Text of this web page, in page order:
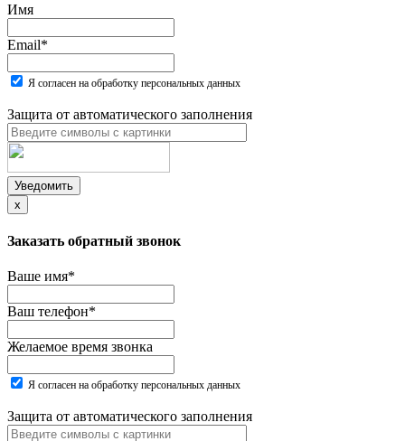
Имя
Email*
Я согласен на обработку персональных данных
Защита от автоматического заполнения
Уведомить
x
Заказать обратный звонок
Ваше имя*
Ваш телефон*
Желаемое время звонка
Я согласен на обработку персональных данных
Защита от автоматического заполнения